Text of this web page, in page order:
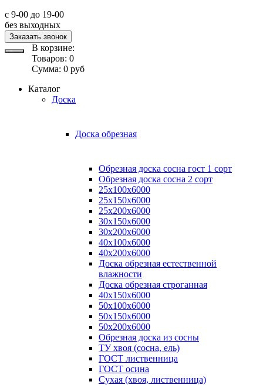
с 9-00 до 19-00
без выходных
Заказать звонок
В корзине:
Товаров: 0
Сумма: 0 руб
Каталог
Доска
Доска обрезная
Обрезная доска сосна гост 1 сорт
Обрезная доска сосна 2 сорт
25х100х6000
25х150х6000
25х200х6000
30х150х6000
30х200х6000
40х100х6000
40х200х6000
Доска обрезная естественной
влажности
Доска обрезная строганная
40х150х6000
50х100х6000
50х150х6000
50х200х6000
Обрезная доска из сосны
ТУ хвоя (сосна, ель)
ГОСТ лиственница
ГОСТ осина
Сухая (хвоя, лиственница)